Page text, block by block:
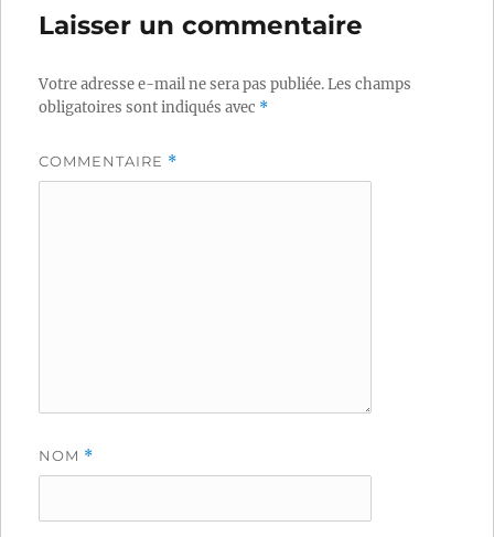
Laisser un commentaire
Votre adresse e-mail ne sera pas publiée.Les champs
obligatoires sont indiqués avec *
COMMENTAIRE *
NOM *